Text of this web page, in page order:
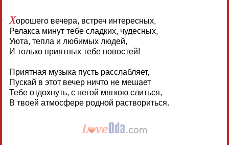
Хорошего вечера, встреч интересных,
Релакса минут тебе сладких, чудесных,
Уюта, тепла и любимых людей,
И только приятных тебе новостей!
Приятная музыка пусть расслабляет,
Пускай в этот вечер ничто не мешает
Тебе отдохнуть, с негой мягкою слиться,
В твоей атмосфере родной раствориться.